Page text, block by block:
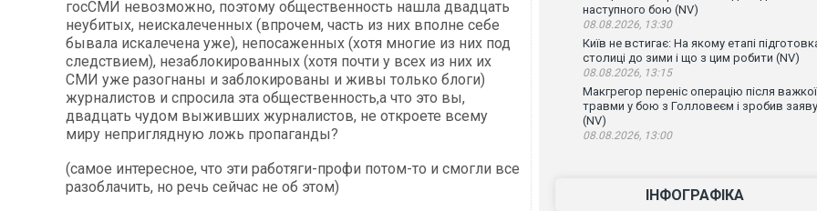
госСМИ невозможно, поэтому общественность нашла двадцать
неубитых, неискалеченных (впрочем, часть из них вполне себе
бывала искалечена уже), непосаженных (хотя многие из них под
следствием), незаблокированных (хотя почти у всех из них их
СМИ уже разогнаны и заблокированы и живы только блоги)
журналистов и спросила эта общественность,а что это вы,
двадцать чудом выживших журналистов, не откроете всему
миру неприглядную ложь пропаганды?
(самое интересное, что эти работяги-профи потом-то и смогли все
разоблачить, но речь сейчас не об этом)
наступного бою (NV)
08.08.2026, 13:30
Київ не встигає: На якому етапі
столиці до зими і що з цим робити (NV)
08.08.2026, 13:15
Макгрегор переніс операцію після важкої
травми у бою з Голловеєм і зробив заяву
(NV)
08.08.2026, 13:00
ІНФОГРАФІКА